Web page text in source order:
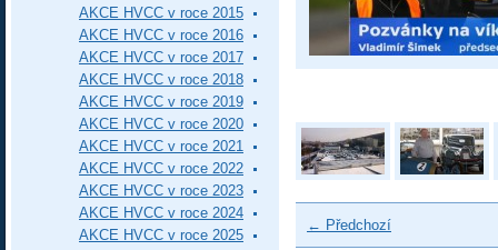
← Předchozí
AKCE HVCC v roce 2015
AKCE HVCC v roce 2016
AKCE HVCC v roce 2017
AKCE HVCC v roce 2018
AKCE HVCC v roce 2019
AKCE HVCC v roce 2020
AKCE HVCC v roce 2021
AKCE HVCC v roce 2022
AKCE HVCC v roce 2023
AKCE HVCC v roce 2024
AKCE HVCC v roce 2025